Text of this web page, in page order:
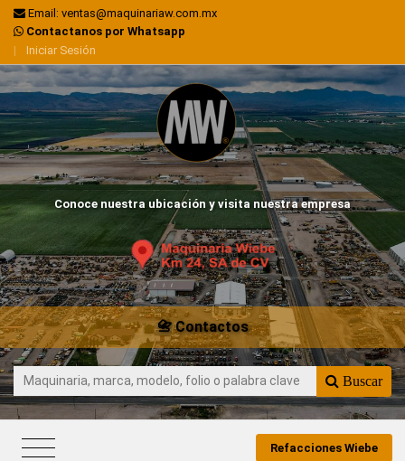
Email: ventas@maquinariaw.com.mx
Contactanos por Whatsapp
|
Iniciar Sesión
Conoce nuestra ubicación y visita nuestra empresa
📇 Contactos
Buscar
Refacciones Wiebe